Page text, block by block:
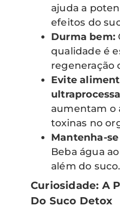
ajuda a
efeitos do
Durma bem:
qualidade é
regeneração
Evite
aumentam o
toxinas no
Mantenha-
Beba água
além do suco.
Curiosidade: A
Do Suco Detox